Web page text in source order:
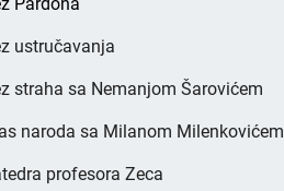
ustručavanja
straha sa Nemanjom Šarovićem
naroda sa Milanom Milenkovićem
profesora Zeca